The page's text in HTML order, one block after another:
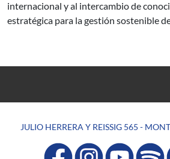
internacional y al intercambio de
estratégica para la gestión sostenible
JULIO HERRERA Y REISSIG 565 -